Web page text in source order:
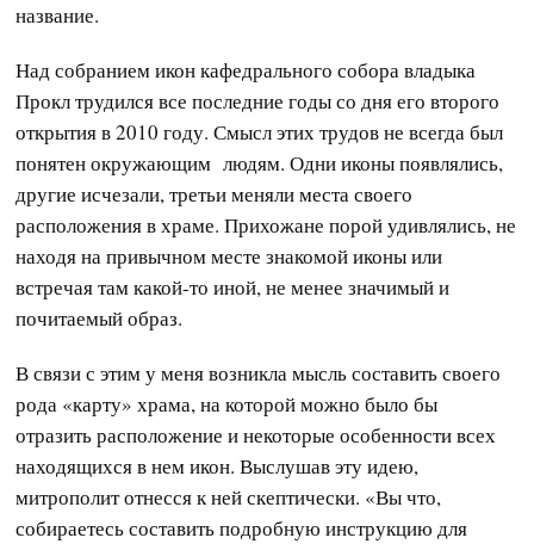
название.
Над собранием икон кафедрального собора владыка
Прокл трудился все последние годы со дня его второго
открытия в 2010 году. Смысл этих трудов не всегда был
понятен окружающим людям. Одни иконы появлялись,
другие исчезали, третьи меняли места своего
расположения в храме. Прихожане порой удивлялись, не
находя на привычном месте знакомой иконы или
встречая там какой-то иной, не менее значимый и
почитаемый образ.
В связи с этим у меня возникла мысль составить своего
рода «карту» храма, на которой можно было бы
отразить расположение и некоторые особенности всех
находящихся в нем икон. Выслушав эту идею,
митрополит отнесся к ней скептически. «Вы что,
собираетесь составить подробную инструкцию для